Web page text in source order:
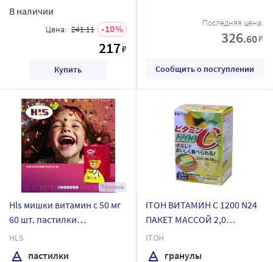
В наличии
Цена: 241.11 10
217₽
Купить
Последняя цена:
326.60₽
Сообщить о поступлении
Реклама
Hls мишки витамин с 50 мг
60 шт. пастилки
жевательные по 2,5 г/
лимон и апельсин
HLS
пастилки
ITOH ВИТАМИН С 1200 N24
ПАКЕТ МАССОЙ 2,0
ГРАНУЛЫ
ITOH
гранулы